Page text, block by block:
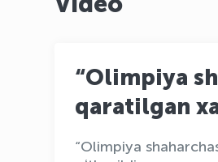
“Olimpiya
qaratilgan
“Olimpiya